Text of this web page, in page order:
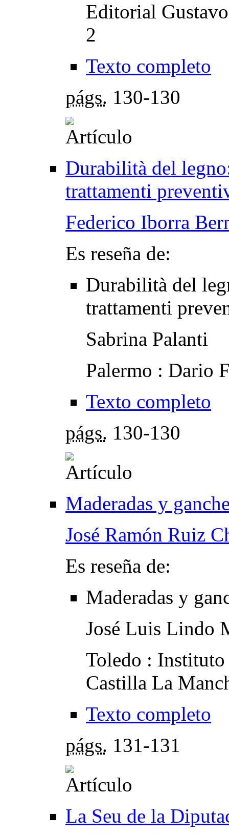
Editorial
2
Texto completo
págs. 130-130
Durabilità del
trattamenti
Federico Iborra
Es reseña de:
Durabilità del
trattamenti
Sabrina Palanti
Palermo : Dario
Texto completo
págs. 130-130
Maderadas y
José Ramón Ruiz
Es reseña de:
Maderadas y
José Luis Lindo
Toledo :
Castilla La
Texto completo
págs. 131-131
La Seu de la